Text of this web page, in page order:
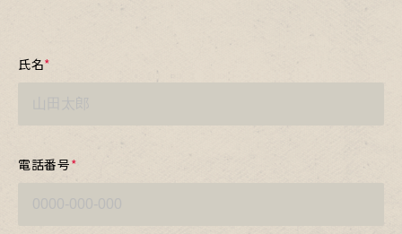
氏名*
電話番号*